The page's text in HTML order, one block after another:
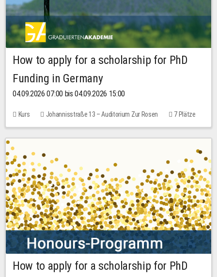
How to apply for a scholarship for PhD
Funding in Germany
04.09.2026 07:00 bis 04.09.2026 15:00
Kurs Johannisstraße 13 – Auditorium Zur Rosen
7 Plätze
10,00 EUR
How to apply for a scholarship for PhD